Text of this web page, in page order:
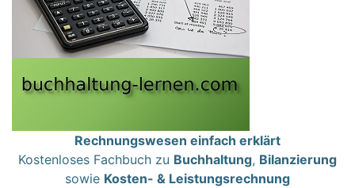
Rechnungswesen einfach erklärt
Kostenloses Fachbuch zu Buchhaltung, Bilanzierung
sowie Kosten- & Leistungsrechnung